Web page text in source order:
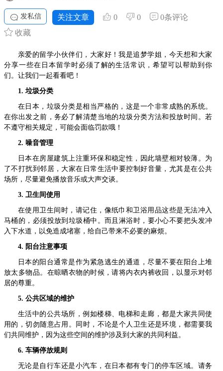
发私信 关注文章 0 0
0条评论
收藏
亲爱的留学小伙伴们，大家好！我是追梦学姐，今天想和大家
分享一些在日本留学时必须了解的生活常识，希望可以帮助到你
们。让我们一起看看吧！
1. 垃圾分类
在日本，垃圾分类是相当严格的，这是一个非常成熟的系统。
在你出发之前，务必了解清楚当地的垃圾分类方法和投放时间。若
不遵守相关规定，可能会面临罚款哦！
2. 噪音管理
日本在房屋建筑上注重环保和稳定性，因此墙壁相对较薄。为
了不打扰到邻居，大家在日常生活中要控制好音量，尤其是在公共
场所，尽量避免播放音乐或大声交谈。
3. 卫生间使用
在使用卫生间时，请记住，像纸巾和卫浴用品这些是无法冲入
马桶的，必须投放到垃圾桶中。而且淋浴时，要小心不要把头发冲
入下水道，以免造成堵塞，给自己带来不必要的麻烦。
4. 阳台注意事项
日本的阳台通常是作为紧急逃生的通道，尽量不要在阳台上堆
放太多物品。在晾晒衣物的时候，请将内衣内裤收回，以显示对邻
居的尊重。
5. 公共区域的维护
生活中的公共场所，例如楼梯、电梯和走廊，都是大家共同使
用的，切勿随意占用。同时，不论是个人卫生还是环境，都需要我
们共同维护，因为这些空间的维护涉及到大家的共同利益。
6. 车辆停放规则
无论是自行车还是小汽车，在日本都有专门的停车区域。请务